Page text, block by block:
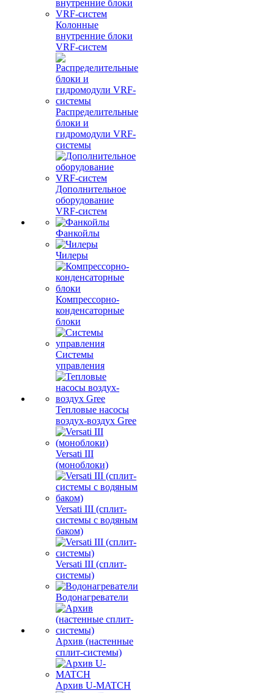
Колонные
внутренние блоки
VRF-систем
Распределительные
блоки и
гидромодули VRF-
системы
Дополнительное
оборудование
VRF-систем
Фанкойлы
Чилеры
Компрессорно-
конденсаторные
блоки
Системы
управления
Тепловые насосы
воздух-воздух Gree
Versati III
(моноблоки)
Versati III (сплит-
системы с водяным
баком)
Versati III (сплит-
системы)
Водонагреватели
Архив (настенные
сплит-системы)
Архив U-MATCH